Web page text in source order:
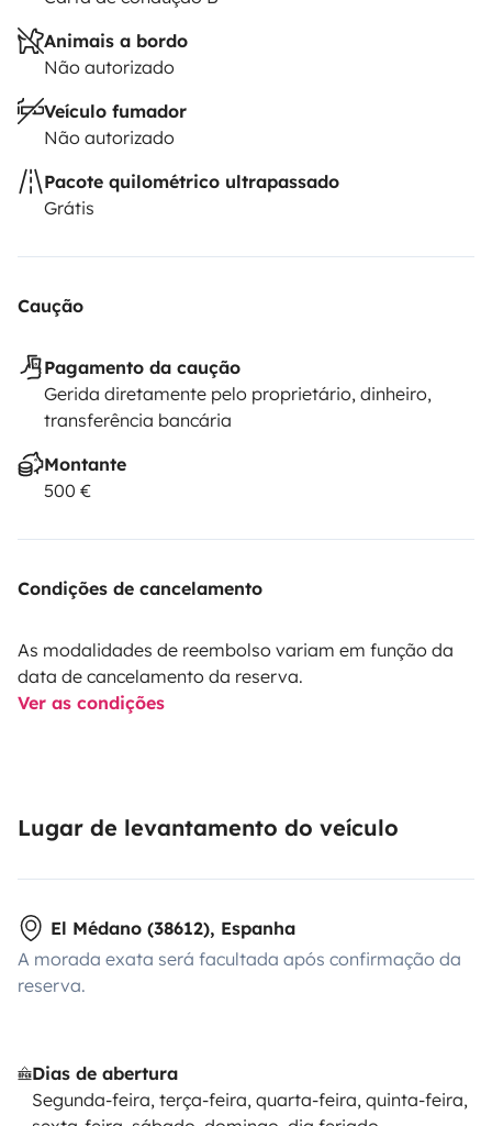
Animais a bordo
Não autorizado
Veículo fumador
Não autorizado
Pacote quilométrico ultrapassado
Grátis
Caução
Pagamento da caução
Gerida diretamente pelo proprietário, dinheiro,
transferência bancária
Montante
500 €
Condições de cancelamento
As modalidades de reembolso variam em função da
data de cancelamento da reserva.
Ver as condições
Lugar de levantamento do veículo
El Médano (38612), Espanha
A morada exata será facultada após confirmação da
reserva.
Dias de abertura
Segunda-feira, terça-feira, quarta-feira, quinta-feira,